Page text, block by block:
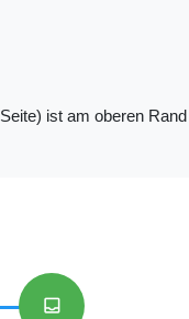
ist am oberen
inbox